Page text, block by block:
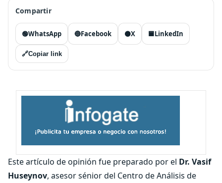
Compartir
🟢WhatsApp 🔵Facebook ⚫X 🟦LinkedIn
🔗Copiar link
Este artículo de opinión fue preparado por el Dr. Vasif
Huseynov, asesor sénior del Centro de Análisis de